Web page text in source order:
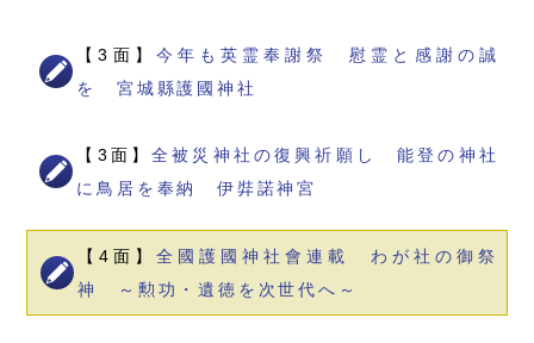
【3面】 今年も英霊奉謝祭 慰霊と感謝の誠
を 宮城縣護國神社
【3面】全被災神社の復興祈願し 能登の神社
に鳥居を奉納 伊弉諾神宮
【4面】全國護國神社會連載 わが社の御祭
神 ～勲功・遺徳を次世代へ～